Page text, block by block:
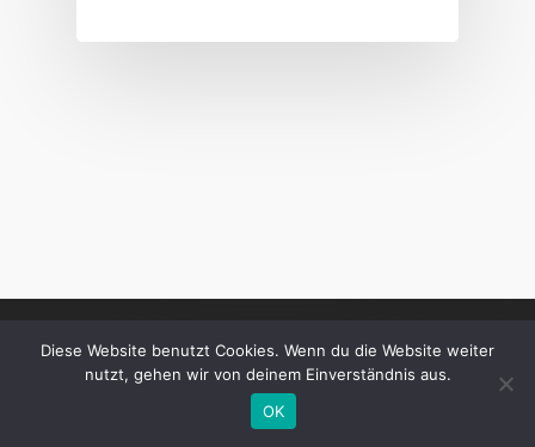
Diese Website benutzt Cookies. Wenn du die Website weiter
nutzt, gehen wir von deinem Einverständnis aus.
OK